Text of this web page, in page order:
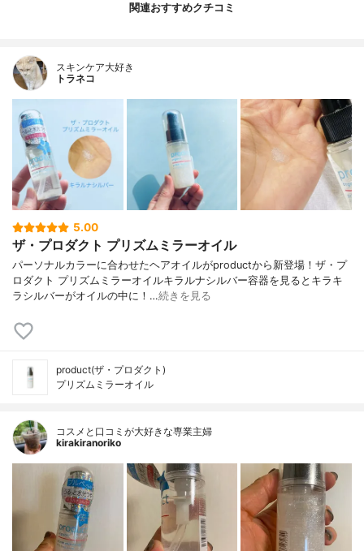
関連おすすめクチコミ
スキンケア大好き
トラネコ
5.00
ザ・プロダクト プリズムミラーオイル
パーソナルカラーに合わせたヘアオイルがproductから新登場！ザ・プ
ロダクト プリズムミラーオイルキラルナシルバー容器を見るとキラキ
ラシルバーがオイルの中に！…続きを見る
product(ザ・プロダクト)
プリズムミラーオイル
コスメと口コミが大好きな専業主婦
kirakiranoriko